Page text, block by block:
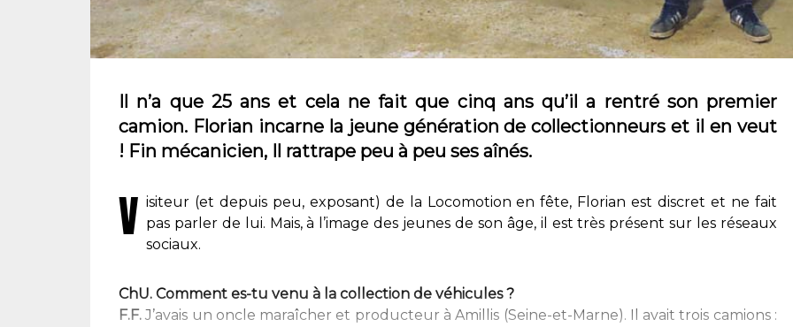
Il n’a que 25 ans et cela ne fait que cinq ans qu’il a rentré son premier
camion. Florian incarne la jeune génération de collectionneurs et il en veut
! Fin mécanicien, Il rattrape peu à peu ses aînés.
V isiteur (et depuis peu, exposant) de la Locomotion en fête, Florian est discret et ne fait
pas parler de lui. Mais, à l’image des jeunes de son âge, il est très présent sur les réseaux
sociaux.
ChU. Comment es-tu venu à la collection de véhicules ?
F.F.J’avais un oncle maraîcher et producteur à Amillis (Seine-et-Marne). Il avait trois camions :